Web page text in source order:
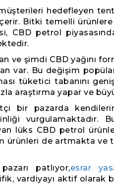
hedefleyen
Bitki temelli ürünlere
CBD petrol
ve şimdi CBD yağını
var. Bu değişim
tüketici tabanını
araştırma yapar ve
bir pazarda
vurgulamaktadır.
lüks CBD petrol
ürünleri de artmakta ve
patlıyor,esrar
vardiyayı aktif olarak